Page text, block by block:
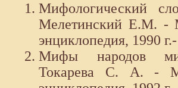
Мифологический
Мелетинский Е.М. -
энциклопедия, 1990
Мифы народов
Токарева С. А. -